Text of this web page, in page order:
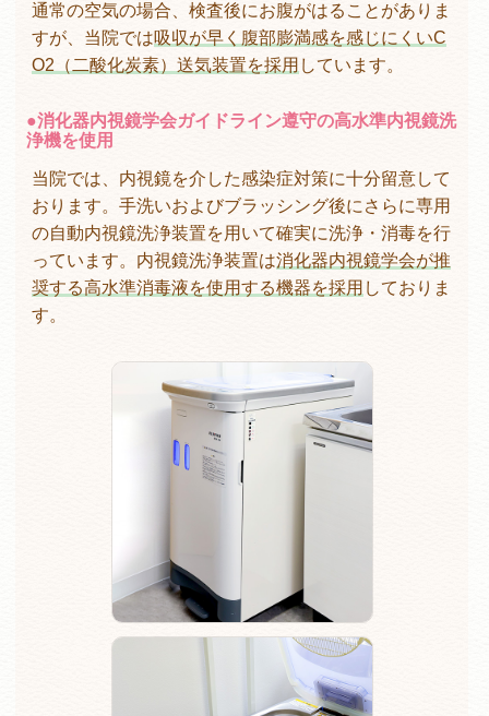
通常の空気の場合、検査後にお腹がはることがありま
すが、当院では吸収が早く腹部膨満感を感じにくいC
O2（二酸化炭素）送気装置を採用 しています。
●消化器内視鏡学会ガイドライン遵守の高水準内視鏡洗
浄機を使用
当院では、内視鏡を介した感染症対策に十分留意して
おります。手洗いおよびブラッシング後にさらに専用
の自動内視鏡洗浄装置を用いて確実に洗浄・消毒を行
っています。内視鏡洗浄装置は消化器内視鏡学会が推
奨する高水準消毒液を使用する機器を採用 しておりま
す。